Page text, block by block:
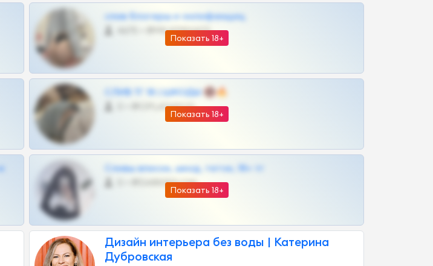
Показать 18+
слив блогерш и онлифанщиц
@MILKPRIVATES39BOT
Показать 18+
СЛИВ ТГ 18 | ШКОДЫ 🔞🔥
@OPLATAPODPSK1BOT
Показать 18+
Сливы вписок, шкод, теток, 18+ тг
@DARK15FLOWSBOT
Дизайн интерьера без воды | Катерина
Дубровская